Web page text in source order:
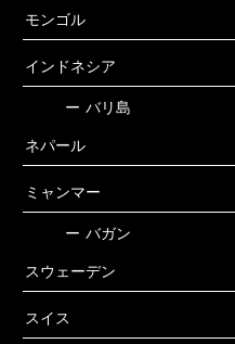
モンゴル
インドネシア
ー バリ島
ネパール
ミャンマー
ー バガン
スウェーデン
スイス